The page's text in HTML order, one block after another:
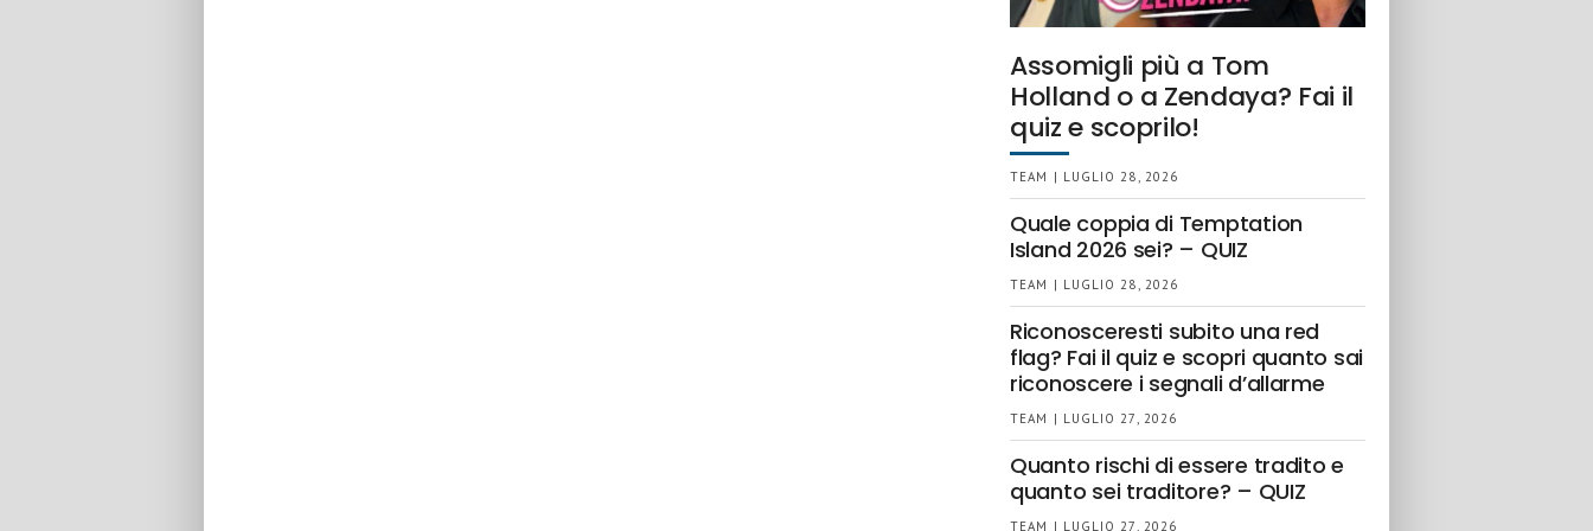
Assomigli più a Tom
Holland o a Zendaya? Fai il
quiz e scoprilo!
TEAM | LUGLIO 28, 2026
Quale coppia di Temptation
Island 2026 sei? – QUIZ
TEAM | LUGLIO 28, 2026
Riconosceresti subito una red
flag? Fai il quiz e scopri quanto sai
riconoscere i segnali d’allarme
TEAM | LUGLIO 27, 2026
Quanto rischi di essere tradito e
quanto sei traditore? – QUIZ
TEAM | LUGLIO 27, 2026